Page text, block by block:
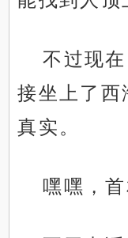
不过现
接坐上了西
真实。
嘿嘿，